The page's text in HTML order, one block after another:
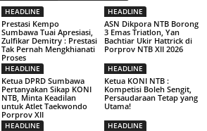
HEADLINE
Prestasi Kempo
Sumbawa Tuai Apresiasi,
Zulfikar Demitry : Prestasi
Tak Pernah Mengkhianati
Proses
HEADLINE
ASN Dikpora NTB Borong
3 Emas Triatlon, Yan
Bachtiar Ukir Hattrick di
Porprov NTB XII 2026
HEADLINE
Ketua DPRD Sumbawa
Pertanyakan Sikap KONI
NTB, Minta Keadilan
untuk Atlet Taekwondo
Porprov XII
HEADLINE
Ketua KONI NTB :
Kompetisi Boleh Sengit,
Persaudaraan Tetap yang
Utama!
HEADLINE HEADLINE